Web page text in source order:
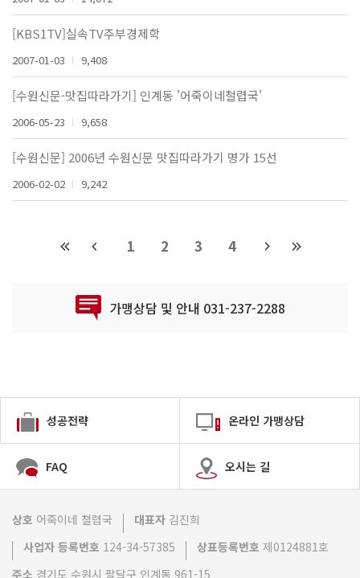
[KBS1TV]실속TV주부경제학
2007-01-03 9,408
[수원신문-맛집따라가기] 인계동 '어죽이네철렵국'
2006-05-23 9,658
[수원신문] 2006년 수원신문 맛집따라가기 명가 15선
2006-02-02 9,242
1 2 3 4
가맹상담 및 안내 031-237-2288
성공전략 온라인 가맹상담
FAQ 오시는 길
상호 어죽이네 쳘렵국 대표자 김진희
사업자 등록번호 124-34-57385 상표등록번호 제0124881호
주소 경기도 수원시 팔달구 인계동 961-15